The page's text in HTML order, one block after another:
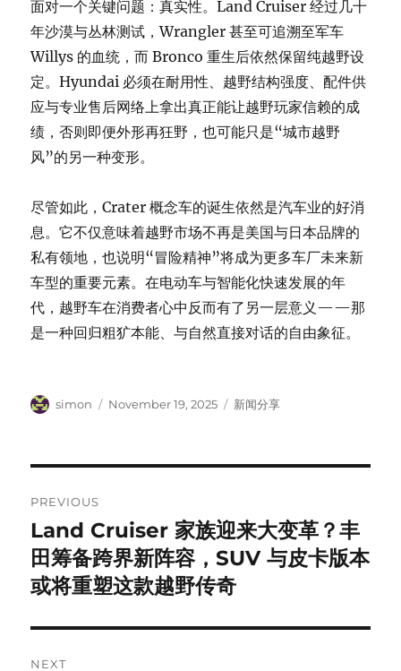
面对一个关键问题：真实性。Land Cruiser 经过几十
年沙漠与丛林测试，Wrangler 甚至可追溯至军车
Willys 的血统，而 Bronco 重生后依然保留纯越野设
定。Hyundai 必须在耐用性、越野结构强度、配件供
应与专业售后网络上拿出真正能让越野玩家信赖的成
绩，否则即便外形再狂野，也可能只是“城市越野
风”的另一种变形。
尽管如此，Crater 概念车的诞生依然是汽车业的好消
息。它不仅意味着越野市场不再是美国与日本品牌的
私有领地，也说明“冒险精神”将成为更多车厂未来新
车型的重要元素。在电动车与智能化快速发展的年
代，越野车在消费者心中反而有了另一层意义——那
是一种回归粗犷本能、与自然直接对话的自由象征。
Author
simon
Posted
November 19, 2025 Categories
新闻分享
navigation
PREVIOUS
Previous
post:
Land Cruiser 家族迎来大变革？丰
田筹备跨界新阵容，SUV 与皮卡版本
或将重塑这款越野传奇
NEXT